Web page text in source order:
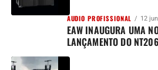
AUDIO PROFISSIONAL 12
EAW INAUGURA UMA
LANÇAMENTO DO